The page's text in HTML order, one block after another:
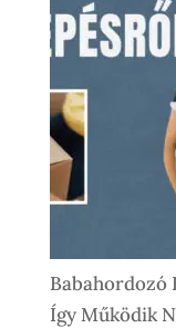
Babahordozó
Így Működik